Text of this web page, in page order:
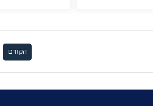
לכל הטיסות איזיג'ט
או אפילו כרתים אולי
הקודם